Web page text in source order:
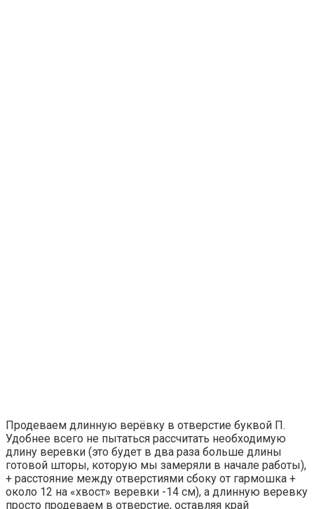
Продеваем длинную верёвку в отверстие буквой П.
Удобнее всего не пытаться рассчитать необходимую
длину веревки (это будет в два раза больше длины
готовой шторы, которую мы замеряли в начале работы),
+ расстояние между отверстиями сбоку от гармошка +
около 12 на «хвост» веревки -14 см), а длинную веревку
просто продеваем в отверстие, оставляя край